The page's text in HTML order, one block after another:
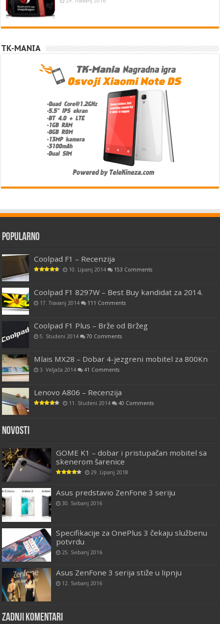
TK-MANIA
Popularno
Coolpad F1 – Recenzija
10. Lipanj 2014 153 Comments
Coolpad F1 8297W – Best Buy kandidat za 2014.
17. Travanj 2014 111 Comments
Coolpad F1 Plus – Brže od Bržeg
5. Studeni 2014 70 Comments
Mlais MX28 – Dobar 4-jezgreni mobitel za 800Kn
3. Veljača 2014 41 Comments
Lenovo A806 – Recenzija
11. Studeni 2014 40 Comments
Novosti
GOME K1 – dobar i pristupačan mobitel sa
skenerom šarenice
29. Lipanj 2018
Asus predstavio ZenFone 3 seriju
30. Svibanj 2016
Specifikacije za OnePlus 3 čekaju službenu
potvrdu
25. Svibanj 2016
Asus ZenFone 3 serija stiže u lipnju
12. Svibanj 2016
Zadnji komentari